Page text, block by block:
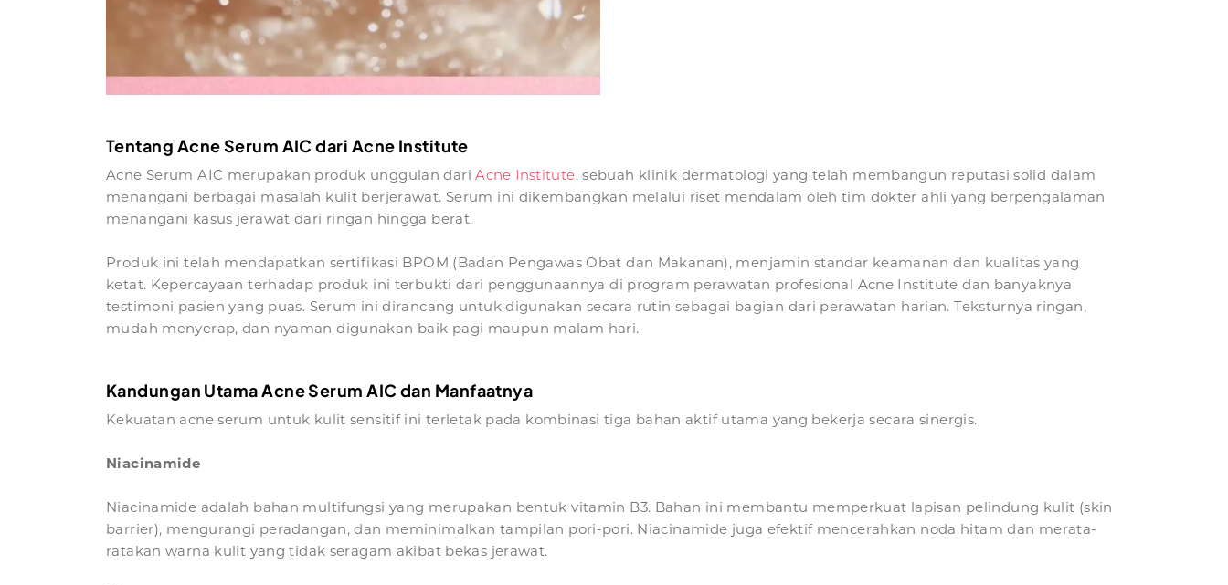
Tentang Acne Serum AIC dari Acne Institute
Acne Serum AIC merupakan produk unggulan dariAcne Institute, sebuah klinik dermatologi yang telah membangun reputasi solid dalam
menangani berbagai masalah kulit berjerawat. Serum ini dikembangkan melalui riset mendalam oleh tim dokter ahli yang berpengalaman
menangani kasus jerawat dari ringan hingga berat.
Produk ini telah mendapatkan sertifikasi BPOM (Badan Pengawas Obat dan Makanan), menjamin standar keamanan dan kualitas yang
ketat. Kepercayaan terhadap produk ini terbukti dari penggunaannya di program perawatan profesional Acne Institute dan banyaknya
testimoni pasien yang puas. Serum ini dirancang untuk digunakan secara rutin sebagai bagian dari perawatan harian. Teksturnya ringan,
mudah menyerap, dan nyaman digunakan baik pagi maupun malam hari.
Kandungan Utama Acne Serum AIC dan Manfaatnya
Kekuatan acne serum untuk kulit sensitif ini terletak pada kombinasi tiga bahan aktif utama yang bekerja secara sinergis.
Niacinamide
Niacinamide adalah bahan multifungsi yang merupakan bentuk vitamin B3. Bahan ini membantu memperkuat lapisan pelindung kulit (skin
barrier), mengurangi peradangan, dan meminimalkan tampilan pori-pori. Niacinamide juga efektif mencerahkan noda hitam dan merata-
ratakan warna kulit yang tidak seragam akibat bekas jerawat.